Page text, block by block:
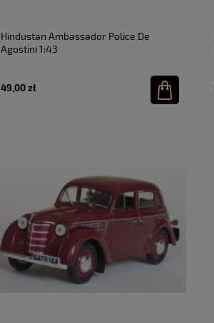
Hindustan Ambassador Police De
Agostini 1:43
49,00 zł